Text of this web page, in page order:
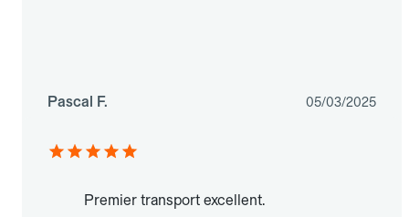
Pascal F. 05/03/2025
Premier transport excellent.